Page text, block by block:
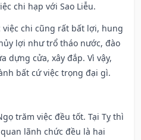
chi hạp với Sao Liễu.
việc chi cũng rất bất lợi, hung
lợi như trổ tháo nước, đào
dựng cửa, xây đắp. Vì vậy,
bất cứ việc trọng đại gì.
trăm việc đều tốt. Tại Tỵ thì
lãnh chức đều là hai